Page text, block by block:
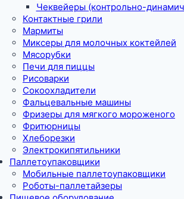
Чеквейеры (контрольно-
Контактные грили
Мармиты
Миксеры для молочных коктейлей
Мясорубки
Печи для пиццы
Рисоварки
Сокоохладители
Фальцевальные машины
Фризеры для мягкого мороженого
Фритюрницы
Хлеборезки
Электрокипятильники
Паллетоупаковщики
Мобильные паллетоупаковщики
Роботы-паллетайзеры